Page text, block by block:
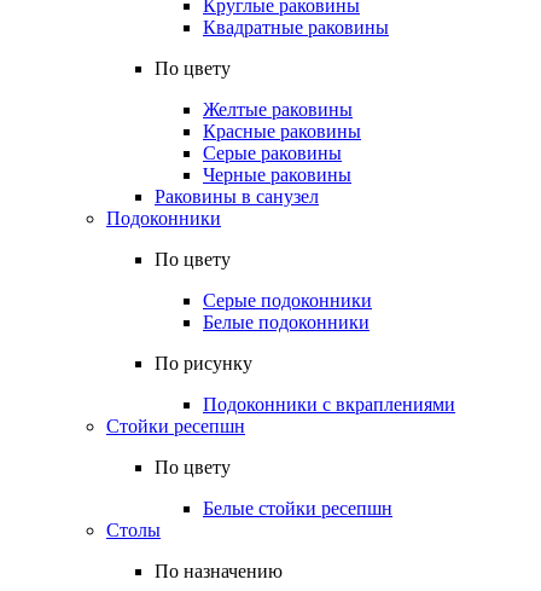
Круглые раковины
Квадратные раковины
По цвету
Желтые раковины
Красные раковины
Серые раковины
Черные раковины
Раковины в санузел
Подоконники
По цвету
Серые подоконники
Белые подоконники
По рисунку
Подоконники с вкраплениями
Стойки ресепшн
По цвету
Белые стойки ресепшн
Столы
По назначению